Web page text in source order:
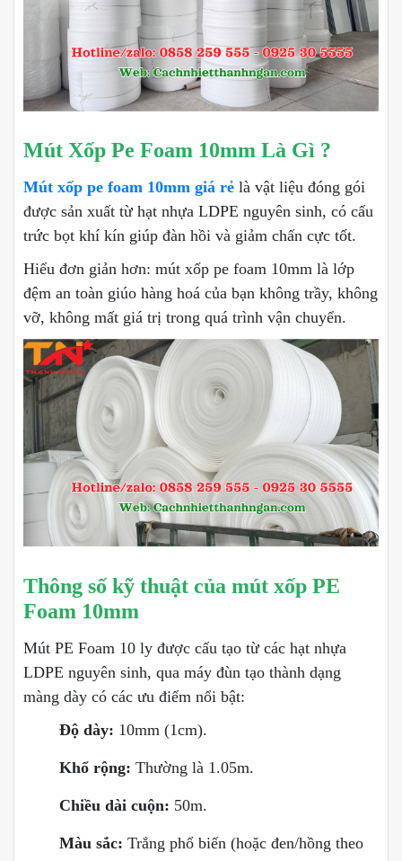
Mút Xốp Pe Foam 10mm Là Gì ?
Mút xốp pe foam 10mm giá rẻ là vật liệu đóng gói
được sản xuất từ hạt nhựa LDPE nguyên sinh, có cấu
trức bọt khí kín giúp đàn hồi và giảm chấn cực tốt.
Hiểu đơn giản hơn: mút xốp pe foam 10mm là lớp
đệm an toàn giúo hàng hoá của bạn không trầy, không
vỡ, không mất giá trị trong quá trình vận chuyển.
Thông số kỹ thuật của mút xốp PE
Foam 10mm
Mút PE Foam 10 ly được cấu tạo từ các hạt nhựa
LDPE nguyên sinh, qua máy đùn tạo thành dạng
màng dày có các ưu điểm nổi bật:
Độ dày: 10mm (1cm).
Khổ rộng: Thường là 1.05m.
Chiều dài cuộn: 50m.
Màu sắc: Trắng phổ biến (hoặc đen/hồng theo